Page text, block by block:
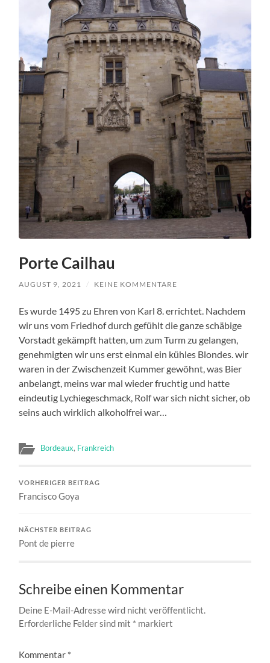
Porte Cailhau
AUGUST 9, 2021 / KEINE KOMMENTARE
Es wurde 1495 zu Ehren von Karl 8. errichtet. Nachdem
wir uns vom Friedhof durch gefühlt die ganze schäbige
Vorstadt gekämpft hatten, um zum Turm zu gelangen,
genehmigten wir uns erst einmal ein kühles Blondes. wir
waren in der Zwischenzeit Kummer gewöhnt, was Bier
anbelangt, meins war mal wieder fruchtig und hatte
eindeutig Lychiegeschmack, Rolf war sich nicht sicher, ob
seins auch wirklich alkoholfrei war…
Bordeaux, Frankreich
VORHERIGER BEITRAG
Francisco Goya
NÄCHSTER BEITRAG
Pont de pierre
Schreibe einen Kommentar
Deine E-Mail-Adresse wird nicht veröffentlicht.
Erforderliche Felder sind mit * markiert
Kommentar *